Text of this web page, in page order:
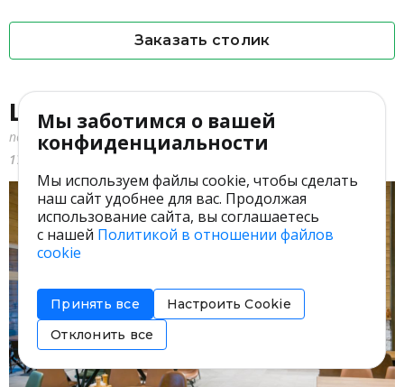
Заказать столик
Шале Морошка
пос. Коробицыно, курорт «Золотая долина»‎,
1700 ₽
итальянская, русская, скандинавская
Мы заботимся о вашей
конфиденциальности
Мы используем файлы cookie, чтобы сделать
наш сайт удобнее для вас. Продолжая
использование сайта, вы соглашаетесь
с нашей Политикой в отношении файлов
cookie
Принять все
Настроить Cookie
Отклонить все